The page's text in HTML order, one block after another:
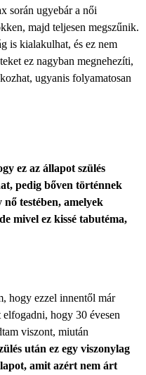
során ugyebár a női
majd teljesen megszűnik.
is kialakulhat, és ez nem
ez nagyban megnehezíti,
ugyanis folyamatosan
ez az állapot szülés
pedig bőven történnek
testében, amelyek
mivel ez kissé tabutéma,
hogy ezzel innentől már
elfogadni, hogy 30 évesen
viszont, miután
után ez egy viszonylag
amit azért nem árt